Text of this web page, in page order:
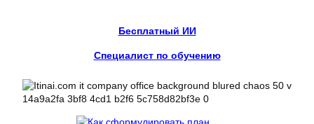
Бесплатный ИИ
Специалист по обучению